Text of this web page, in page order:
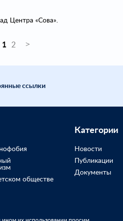
Центра «Сова».
1 2
ссылки
обществе
Категории
Новости
Публикации
Документы